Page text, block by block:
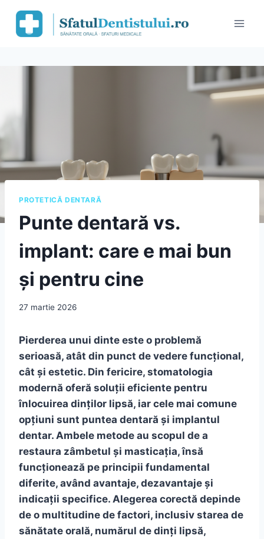
content
PROTETICĂ DENTARĂ
Punte dentară vs.
implant: care e mai bun
și pentru cine
27 martie 2026
Pierderea unui dinte este o problemă
serioasă, atât din punct de vedere funcțional,
cât și estetic. Din fericire, stomatologia
modernă oferă soluții eficiente pentru
înlocuirea dinților lipsă, iar cele mai comune
opțiuni sunt puntea dentară și implantul
dentar. Ambele metode au scopul de a
restaura zâmbetul și masticația, însă
funcționează pe principii fundamental
diferite, având avantaje, dezavantaje și
indicații specifice. Alegerea corectă depinde
de o multitudine de factori, inclusiv starea de
sănătate orală, numărul de dinți lipsă,